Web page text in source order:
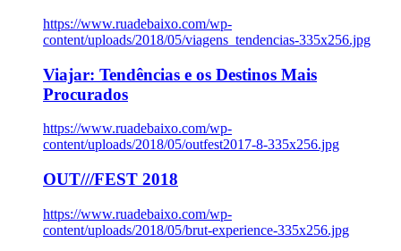
https://www.ruadebaixo.com/wp-
content/uploads/2018/05/viagens_tendencias-335x256.jpg
Viajar: Tendências e os Destinos Mais
Procurados
https://www.ruadebaixo.com/wp-
content/uploads/2018/05/outfest2017-8-335x256.jpg
OUT///FEST 2018
https://www.ruadebaixo.com/wp-
content/uploads/2018/05/brut-experience-335x256.jpg